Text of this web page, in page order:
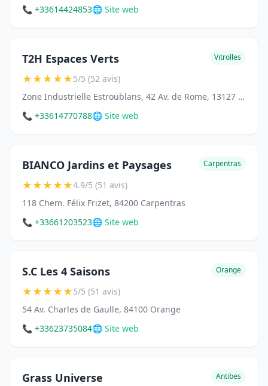
📞 +33614424853🌐 Site web
T2H Espaces Verts Vitrolles
★★★★★5/5 (52 avis)
Zone Industrielle Estroublans, 42 Av. de Rome, 13127 Vitrolles
📞 +33614770788🌐 Site web
BIANCO Jardins et Paysages Carpentras
★★★★★4.9/5 (51 avis)
118 Chem. Félix Frizet, 84200 Carpentras
📞 +33661203523🌐 Site web
S.C Les 4 Saisons Orange
★★★★★5/5 (51 avis)
54 Av. Charles de Gaulle, 84100 Orange
📞 +33623735084🌐 Site web
Grass Universe Antibes